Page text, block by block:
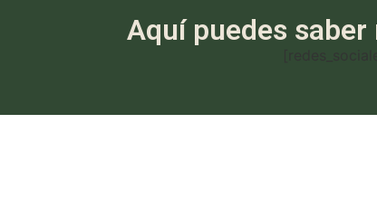
Aquí puedes